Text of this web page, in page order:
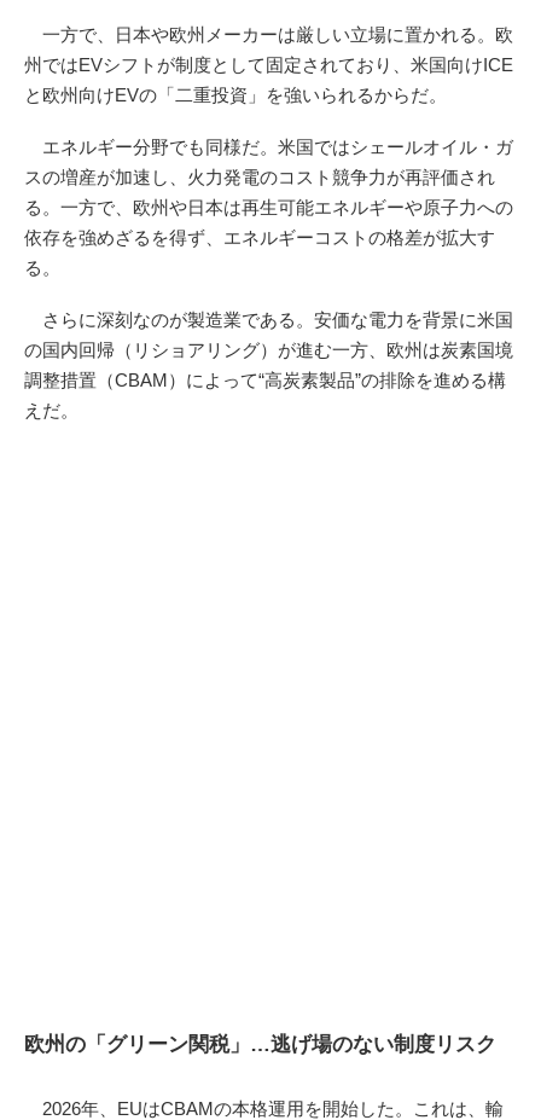
一方で、日本や欧州メーカーは厳しい立場に置かれる。欧
州ではEVシフトが制度として固定されており、米国向けICE
と欧州向けEVの「二重投資」を強いられるからだ。
エネルギー分野でも同様だ。米国ではシェールオイル・ガ
スの増産が加速し、火力発電のコスト競争力が再評価され
る。一方で、欧州や日本は再生可能エネルギーや原子力への
依存を強めざるを得ず、エネルギーコストの格差が拡大す
る。
さらに深刻なのが製造業である。安価な電力を背景に米国
の国内回帰（リショアリング）が進む一方、欧州は炭素国境
調整措置（CBAM）によって“高炭素製品”の排除を進める構
えだ。
欧州の「グリーン関税」…逃げ場のない制度リスク
2026年、EUはCBAMの本格運用を開始した。これは、輸